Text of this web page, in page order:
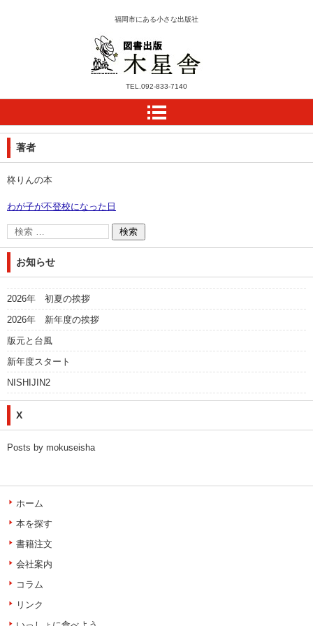
木星舎ホームページ
福岡市にある小さな出版社
TEL. 092-833-7140
著者
柊りんの本
わが子が不登校になった日
お知らせ
2026年 初夏の挨拶
2026年 新年度の挨拶
版元と台風
新年度スタート
NISHIJIN2
X
Posts by mokuseisha
ホーム
本を探す
書籍注文
会社案内
コラム
リンク